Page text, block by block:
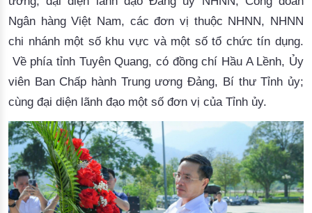
Ngân hàng Việt Nam, các đơn vị thuộc NHNN, NHNN
chi nhánh một số khu vực vàmột số tổ chức tín dụng.
Về phíatỉnh Tuyên Quang,có đồng chí Hầu A Lềnh, Ủy
viên Ban Chấp hành Trung ương Đảng, Bí thư Tỉnh ủy;
cùng đại diện lãnh đạo một số đơn vị của Tỉnh ủy.